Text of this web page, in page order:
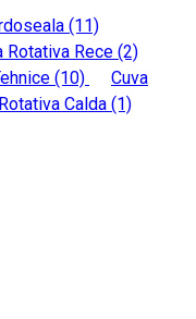
(11)
Rotativa Rece (2)
(10)
Cuva
Calda (1)